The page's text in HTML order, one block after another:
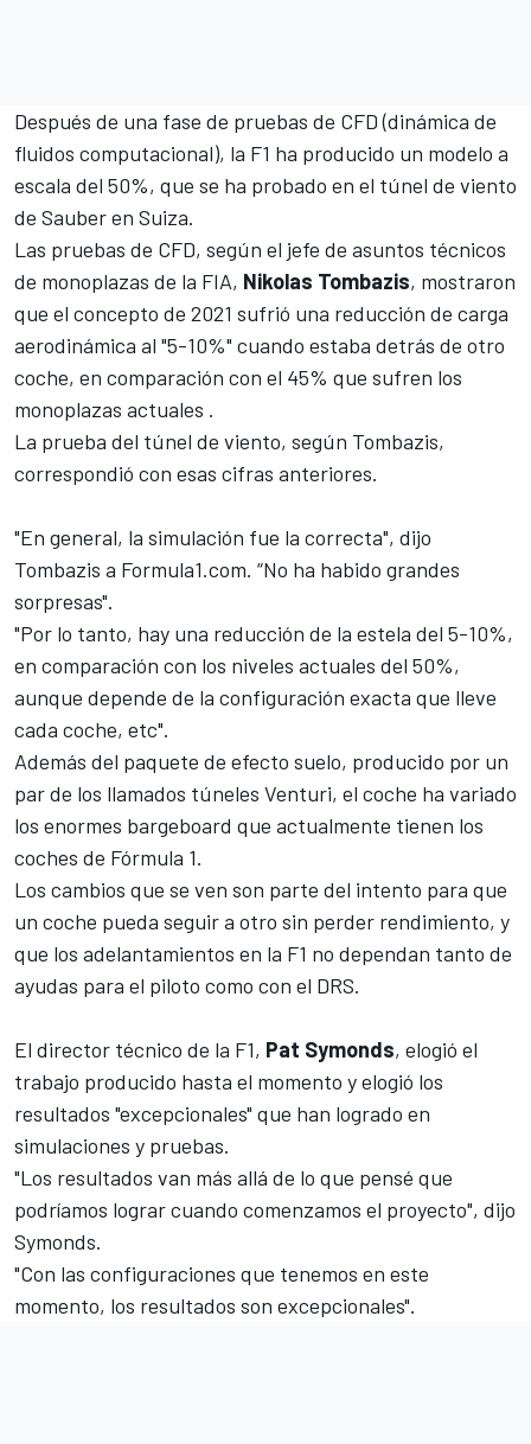
Después de una fase de pruebas de CFD (dinámica de
fluidos computacional), la F1 ha producido un modelo a
escala del 50%, que se ha probado en el túnel de viento
de Sauber en Suiza.
Las pruebas de CFD, según el jefe de asuntos técnicos
de monoplazas de la FIA, Nikolas Tombazis, mostraron
que el concepto de 2021 sufrió una reducción de carga
aerodinámica al "5-10%" cuando estaba detrás de otro
coche, en comparación con el 45% que sufren los
monoplazas actuales .
La prueba del túnel de viento, según Tombazis,
correspondió con esas cifras anteriores.
"En general, la simulación fue la correcta", dijo
Tombazis a Formula1.com. “No ha habido grandes
sorpresas".
"Por lo tanto, hay una reducción de la estela del 5-10%,
en comparación con los niveles actuales del 50%,
aunque depende de la configuración exacta que lleve
cada coche, etc".
Además del paquete de efecto suelo, producido por un
par de los llamados túneles Venturi, el coche ha variado
los enormes bargeboard que actualmente tienen los
coches de Fórmula 1.
Los cambios que se ven son parte del intento para que
un coche pueda seguir a otro sin perder rendimiento, y
que los adelantamientos en la F1 no dependan tanto de
ayudas para el piloto como con el DRS.
El director técnico de la F1, Pat Symonds, elogió el
trabajo producido hasta el momento y elogió los
resultados "excepcionales" que han logrado en
simulaciones y pruebas.
"Los resultados van más allá de lo que pensé que
podríamos lograr cuando comenzamos el proyecto", dijo
Symonds.
"Con las configuraciones que tenemos en este
momento, los resultados son excepcionales".